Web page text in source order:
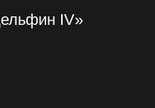
IV»